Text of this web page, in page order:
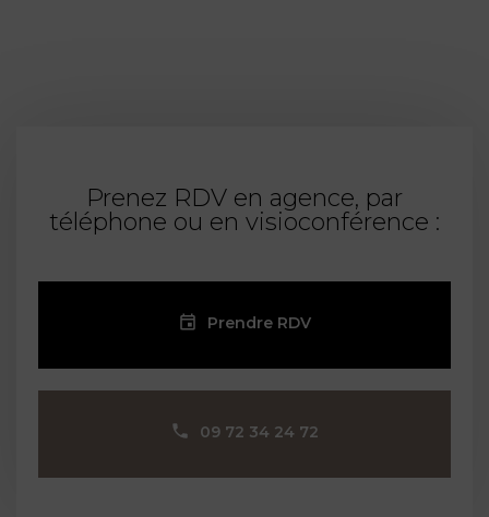
Prenez RDV en agence, par
téléphone ou en visioconférence :
Prendre RDV
09 72 34 24 72